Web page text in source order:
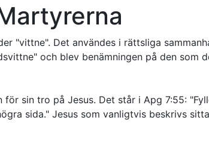
"vittne". Det användes i rättsliga
och blev benämningen på den som
sin tro på Jesus. Det står i Apg 7:55:
sida." Jesus som vanligtvis beskrivs